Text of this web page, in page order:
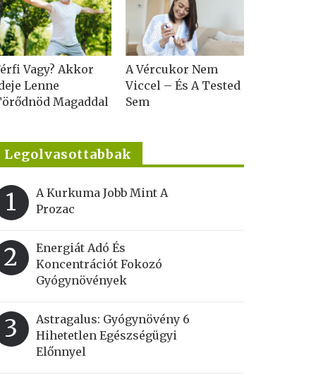
Vagy? Akkor
Lenne
Magaddal
A Vércukor Nem
Viccel – És A Tested
Sem
Legolvasottabbak
1
A Kurkuma Jobb Mint A
Prozac
2
Energiát Adó És
Koncentrációt Fokozó
Gyógynövények
3
Astragalus: Gyógynövény 6
Hihetetlen Egészségügyi
Előnnyel